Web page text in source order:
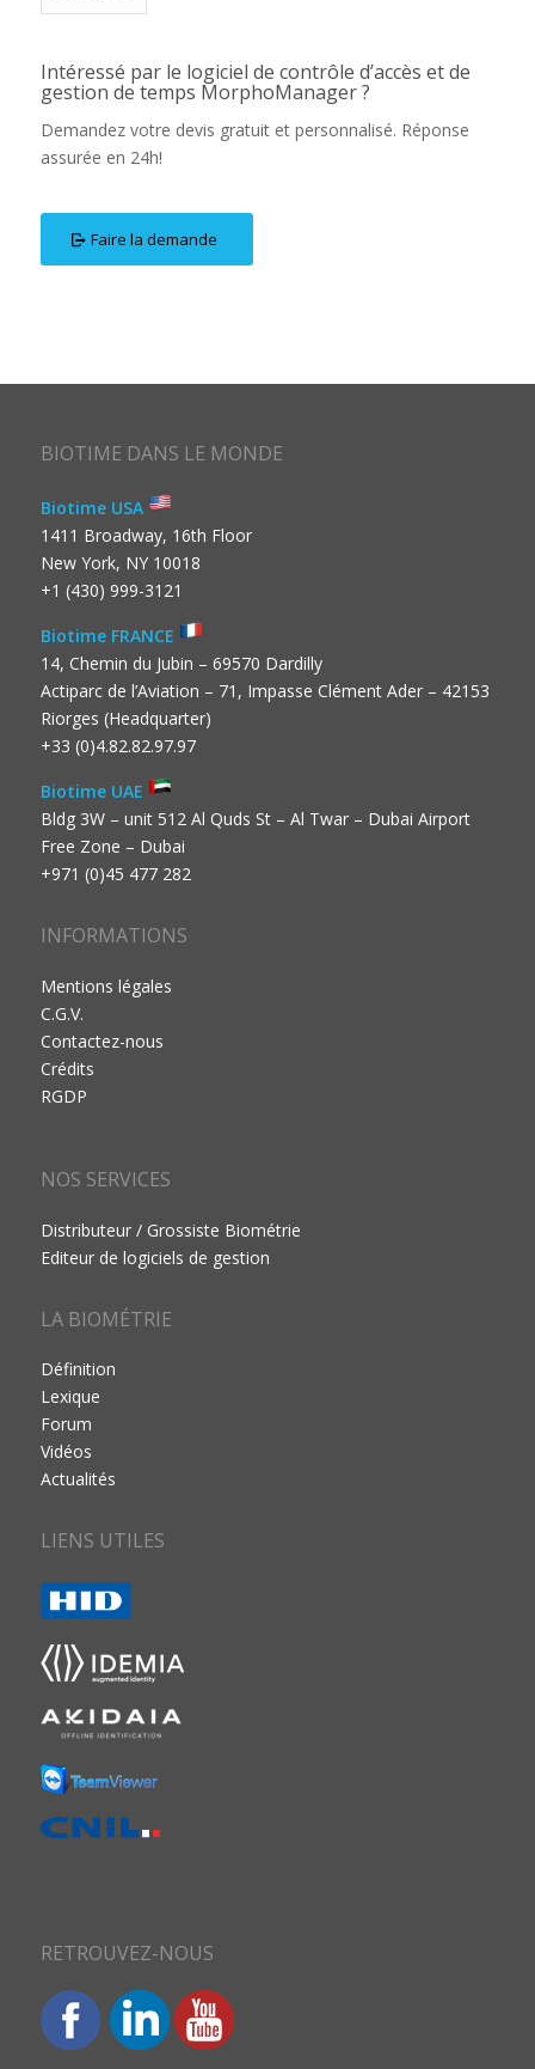
Intéressé par le logiciel de contrôle d’accès et de
gestion de temps MorphoManager ?
Demandez votre devis gratuit et personnalisé. Réponse
assurée en 24h!
Faire la demande
BIOTIME DANS LE MONDE
Biotime USA
1411 Broadway, 16th Floor
New York, NY 10018
+1 (430) 999-3121
Biotime FRANCE
14, Chemin du Jubin – 69570 Dardilly
Actiparc de l’Aviation – 71, Impasse Clément Ader – 42153
Riorges (Headquarter)
+33 (0)4.82.82.97.97
Biotime UAE
Bldg 3W – unit 512 Al Quds St – Al Twar – Dubai Airport
Free Zone – Dubai
+971 (0)45 477 282
INFORMATIONS
Mentions légales
C.G.V.
Contactez-nous
Crédits
RGDP
NOS SERVICES
Distributeur / Grossiste Biométrie
Editeur de logiciels de gestion
LA BIOMÉTRIE
Définition
Lexique
Forum
Vidéos
Actualités
LIENS UTILES
RETROUVEZ-NOUS